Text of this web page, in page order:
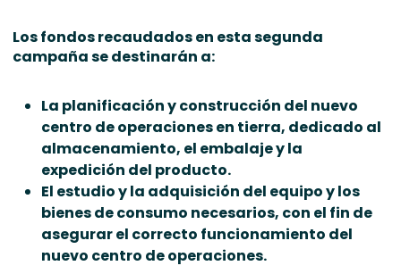
Los fondos recaudados en esta segunda
campaña se destinarán a:
La planificación y construcción del nuevo
centro de operaciones en tierra, dedicado al
almacenamiento, el embalaje y la
expedición del producto.
El estudio y la adquisición del equipo y los
bienes de consumo necesarios, con el fin de
asegurar el correcto funcionamiento del
nuevo centro de operaciones.